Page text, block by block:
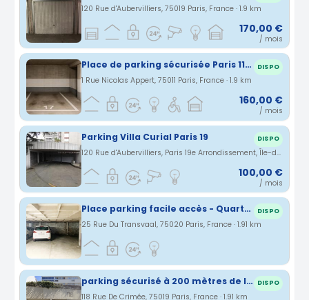
120 Rue d'Aubervilliers, 75019 Paris, France · 1.9 km
170,00 €
/ mois
Place de parking sécurisée Paris 11ème DISPO
1 Rue Nicolas Appert, 75011 Paris, France · 1.9 km
160,00 €
/ mois
Parking Villa Curial Paris 19 DISPO
120 Rue d'Aubervilliers, Paris 19e Arrondissement, Île-de-France, France · 1.9 km
100,00 €
/ mois
Place parking facile accès - Quartier Jourdain, Couronnes, Parc de Belleville, Ménilmontant DISPO
25 Rue Du Transvaal, 75020 Paris, France · 1.91 km
parking sécurisé à 200 mètres de la station laumière/ourcq (ligne 5) DISPO
118 Rue De Crimée, 75019 Paris, France · 1.91 km